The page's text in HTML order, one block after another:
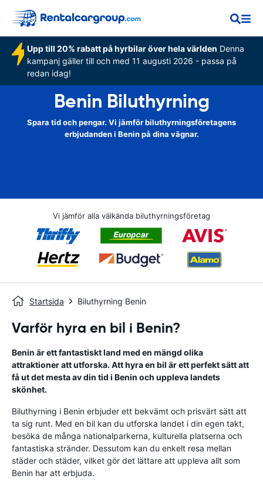
Upp till 20% rabatt på hyrbilar över hela världen Denna
kampanj gäller till och med 11 augusti 2026 - passa på
redan idag!
Benin Biluthyrning
Spara tid och pengar. Vi jämför biluthyrningsföretagens
erbjudanden i Benin på dina vägnar.
Vi jämför alla välkända biluthyrningsföretag
Startsida Biluthyrning Benin
Varför hyra en bil i Benin?
Benin är ett fantastiskt land med en mängd olika
attraktioner att utforska. Att hyra en bil är ett perfekt sätt att
få ut det mesta av din tid i Benin och uppleva landets
skönhet.
Biluthyrning i Benin erbjuder ett bekvämt och prisvärt sätt att
ta sig runt. Med en bil kan du utforska landet i din egen takt,
besöka de många nationalparkerna, kulturella platserna och
fantastiska stränder. Dessutom kan du enkelt resa mellan
städer och städer, vilket gör det lättare att uppleva allt som
Benin har att erbjuda.